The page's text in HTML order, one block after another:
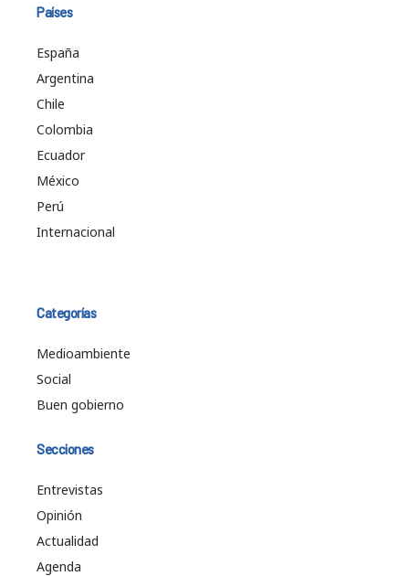
Países
España
Argentina
Chile
Colombia
Ecuador
México
Perú
Internacional
Categorías
Medioambiente
Social
Buen gobierno
Secciones
Entrevistas
Opinión
Actualidad
Agenda